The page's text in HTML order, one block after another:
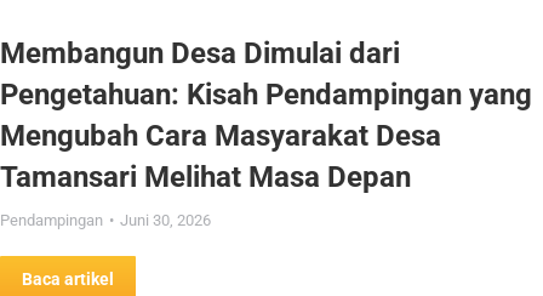
Membangun Desa Dimulai dari
Pengetahuan: Kisah Pendampingan yang
Mengubah Cara Masyarakat Desa
Tamansari Melihat Masa Depan
Pendampingan Juni 30, 2026
Baca artikel